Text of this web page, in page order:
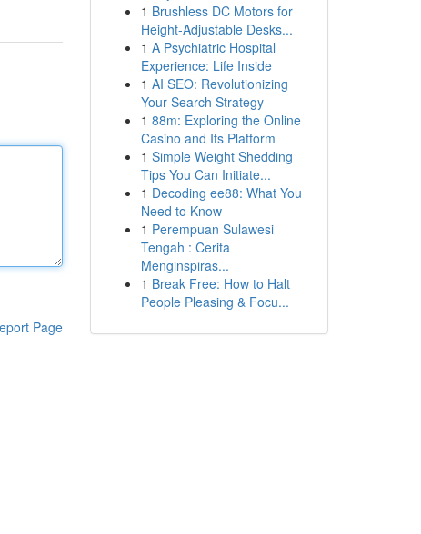
Page
1 Brushless DC Motors for
Height-Adjustable Desks...
1 A Psychiatric Hospital
Experience: Life Inside
1 AI SEO: Revolutionizing
Your Search Strategy
1 88m: Exploring the Online
Casino and Its Platform
1 Simple Weight Shedding
Tips You Can Initiate...
1 Decoding ee88: What You
Need to Know
1 Perempuan Sulawesi
Tengah : Cerita
Menginspiras...
1 Break Free: How to Halt
People Pleasing & Focu...